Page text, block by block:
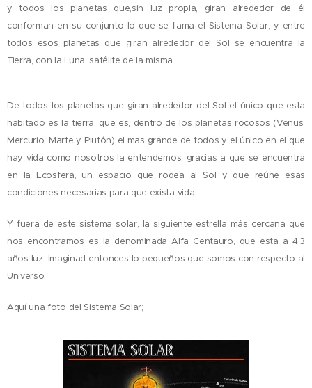
y todos los planetas que,sin luz propia, giran alrededor de él
conforman en su conjunto lo que se llama el Sistema Solar, y entre
todos esos planetas que giran alrededor del Sol se encuentra la
Tierra, con la Luna, satélite de la misma.
De todos los planetas que giran alrededor del Sol el único que esta
habitado es la tierra, que es, dentro de los planetas rocosos (Venus,
Mercurio, Marte y Plutón) el mas grande de todos y el único en el que
hay vida como nosotros la entendemos, gracias a que se encuentra
en la Ecosfera, un espacio que rodea al Sol y que reúne esas
condiciones necesarias para que exista vida.
Y fuera de este sistema solar, la siguiente estrella más cercana que
nos encontramos es la denominada Alfa Centauro, que esta a 4,3
años luz. Imaginad entonces lo pequeños que somos con respecto al
Universo.
Aquí una foto del Sistema Solar;